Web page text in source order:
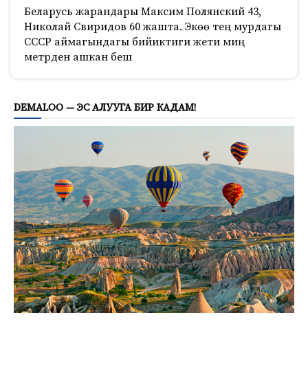
Беларусь жарандары Максим Полянский 43,
Николай Свиридов 60 жашта. Экөө тең мурдагы
СССР аймагындагы бийиктиги жети миң
метрден ашкан беш
DEMALOO — ЭС АЛУУГА БИР КАДАМ!